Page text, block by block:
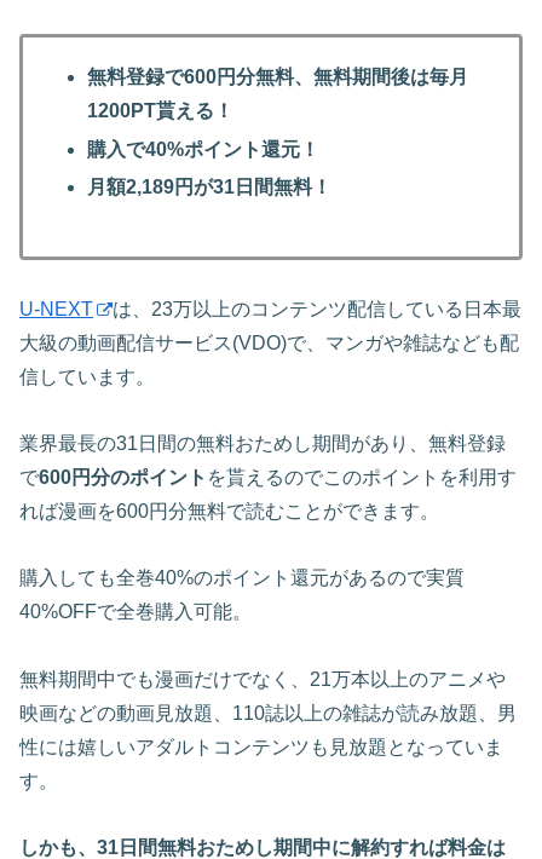
無料登録で600円分無料、無料期間後は毎月
1200PT貰える！
購入で40%ポイント還元！
月額2,189円が31日間無料！
U-NEXT
は、23万以上のコンテンツ配信している日本最
大級の動画配信サービス(VDO)で、マンガや雑誌なども配
信しています。
業界最長の31日間の無料おためし期間があり、無料登録
で600円分のポイント を貰えるのでこのポイントを利用す
れば漫画を600円分無料で読むことができます。
購入しても全巻40%のポイント還元があるので実質
40%OFFで全巻購入可能。
無料期間中でも漫画だけでなく、21万本以上のアニメや
映画などの動画見放題、110誌以上の雑誌が読み放題、男
性には嬉しいアダルトコンテンツも見放題となっていま
す。
しかも、31日間無料おためし期間中に解約すれば料金は